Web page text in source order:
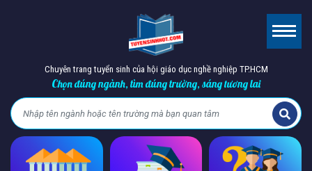
Chuyên trang tuyển sinh của hội giáo dục nghề nghiệp TP.HCM
Chọn đúng ngành, tìm đúng trường, sáng tương lai